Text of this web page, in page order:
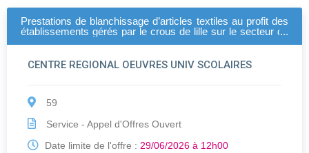
Prestations de blanchissage d’articles textiles au profit des
établissements gérés par le crous de lille sur le secteur de
CENTRE REGIONAL OEUVRES UNIV SCOLAIRES
59
Service - Appel d'Offres Ouvert
Date limite de l'offre : 29/06/2026 à 12h00